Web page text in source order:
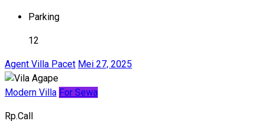
Parking
12
Agent Villa Pacet Mei 27, 2025
Modern Villa For Sewa
Rp.Call